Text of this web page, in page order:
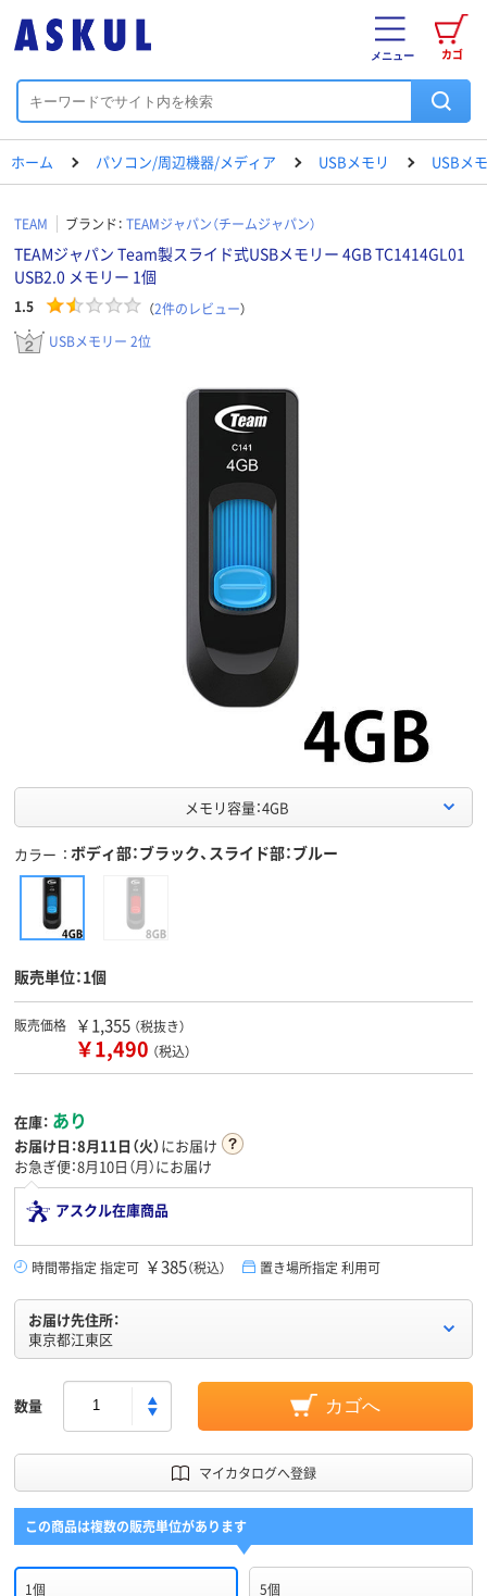
カゴ
メニュー
ホーム パソコン/周辺機器/メディア USBメモリ USBメ
TEAM ブランド： TEAMジャパン（チームジャパン）
TEAMジャパン Team製スライド式USBメモリー 4GB TC1414GL01
USB2.0 メモリー 1個
1.5 （2件のレビュー）
USBメモリー 2位
メモリ容量：4GB
カラー ボディ部：ブラック、スライド部：ブルー
販売単位：1個
販売価格 ￥1,355 （税抜き）
￥1,490 （税込）
在庫： あり
お届け日：8月11日（火）にお届け
お急ぎ便：8月10日（月）にお届け
アスクル在庫商品
時間帯指定 指定可 ￥385（税込） 置き場所指定 利用可
お届け先住所：
東京都江東区
数量 カゴへ
マイカタログへ登録
この商品は複数の販売単位があります
1個 5個